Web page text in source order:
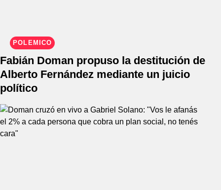
POLÉMICO
Fabián Doman propuso la destitución de
Alberto Fernández mediante un juicio
político